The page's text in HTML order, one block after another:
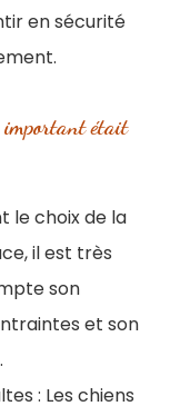
en sécurité
important était
le choix de la
il est très
son
et son
: Les chiens